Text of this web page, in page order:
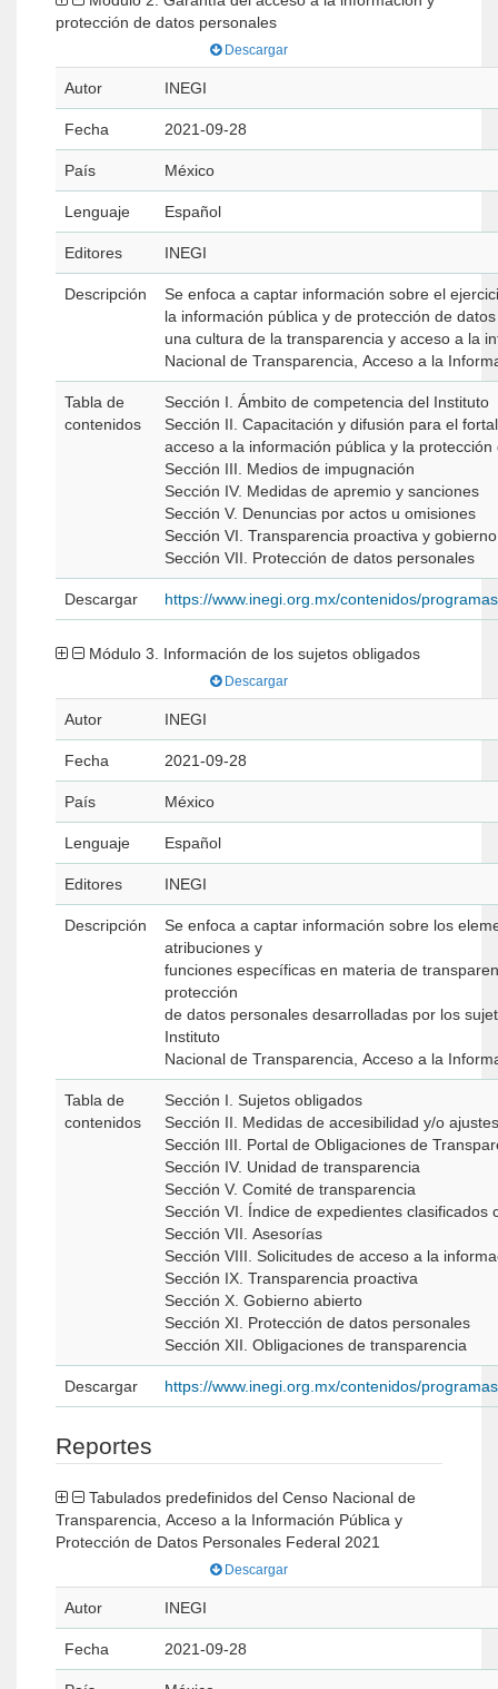
protección de datos personales
Descargar
Autor INEGI
Fecha 2021-09-28
País México
Lenguaje Español
Editores INEGI
Descripción
Se enfoca a captar información sobre el
la información pública y de protección de
una cultura de la transparencia y acceso a la
Nacional de Transparencia, Acceso a la
Tabla de
contenidos
Sección I. Ámbito de competencia del Instituto
Sección II. Capacitación y difusión para el
acceso a la información pública y la
Sección III. Medios de impugnación
Sección IV. Medidas de apremio y sanciones
Sección V. Denuncias por actos u omisiones
Sección VI. Transparencia proactiva y
Sección VII. Protección de datos personales
Descargar https://www.inegi.org.mx/contenidos/
Módulo 3. Información de los sujetos obligados
Descargar
Autor INEGI
Fecha 2021-09-28
País México
Lenguaje Español
Editores INEGI
Descripción
Se enfoca a captar información sobre los
atribuciones y
funciones específicas en materia de
protección
de datos personales desarrolladas por los
Instituto
Nacional de Transparencia, Acceso a la
Tabla de
contenidos
Sección I. Sujetos obligados
Sección II. Medidas de accesibilidad y/o
Sección III. Portal de Obligaciones de
Sección IV. Unidad de transparencia
Sección V. Comité de transparencia
Sección VI. Índice de expedientes clasificados
Sección VII. Asesorías
Sección VIII. Solicitudes de acceso a la
Sección IX. Transparencia proactiva
Sección X. Gobierno abierto
Sección XI. Protección de datos personales
Sección XII. Obligaciones de transparencia
Descargar https://www.inegi.org.mx/contenidos/
Reportes
Transparencia, Acceso a la Información Pública y
Protección de Datos Personales Federal 2021
Descargar
Autor INEGI
Fecha 2021-09-28